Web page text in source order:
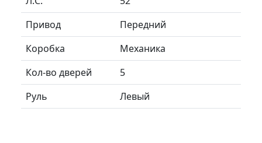
Привод
Передний
Коробка
Механика
Кол-во дверей
5
Руль
Левый